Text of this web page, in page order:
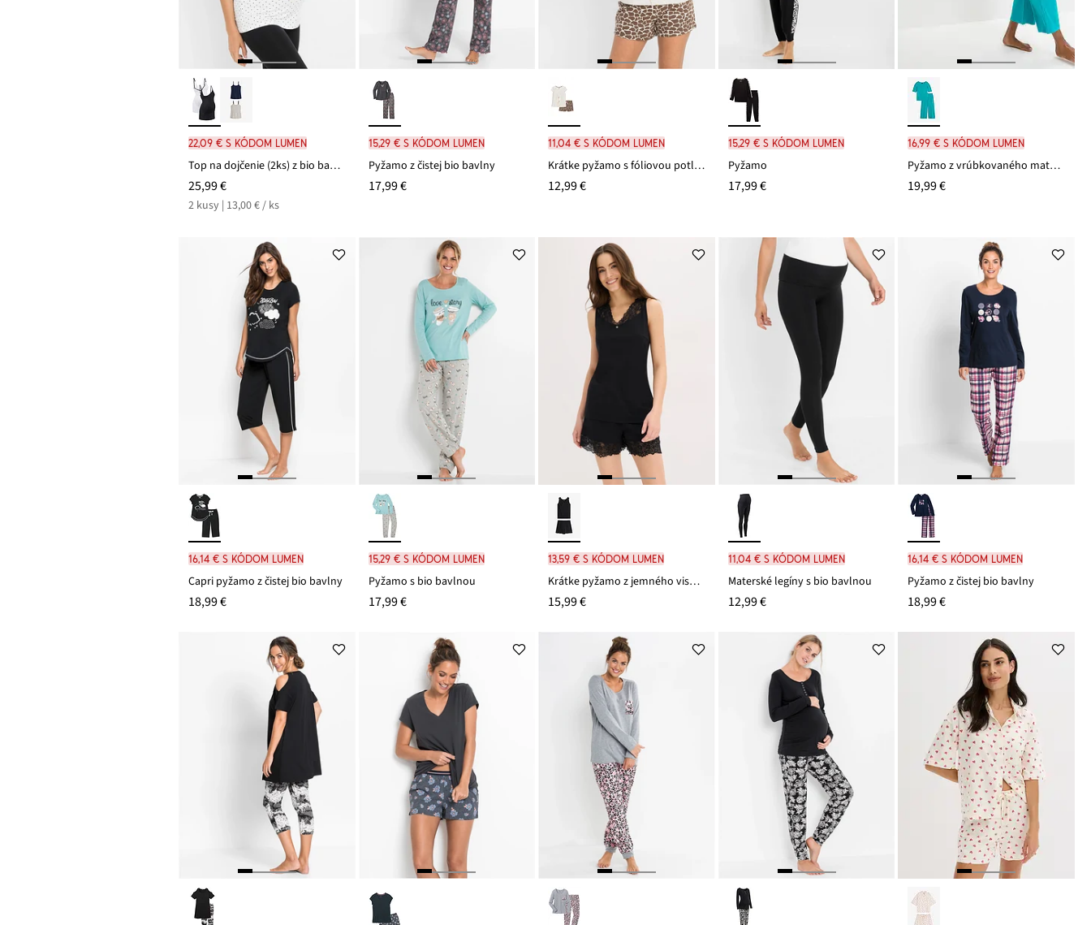
22,09 € s kódom LUMEN
Top na dojčenie (2ks) z bio bavlny
25,99 €
2 kusy | 13,00 € / ks
15,29 € s kódom LUMEN
Pyžamo z čistej bio bavlny
17,99 €
11,04 € s kódom LUMEN
Krátke pyžamo s fóliovou potlačou
12,99 €
15,29 € s kódom LUMEN
Pyžamo
17,99 €
16,99 € s kódom LUMEN
Pyžamo z vrúbkovaného materiálu, Culotte
19,99 €
16,14 € s kódom LUMEN
Capri pyžamo z čistej bio bavlny
18,99 €
15,29 € s kódom LUMEN
Pyžamo s bio bavlnou
17,99 €
13,59 € s kódom LUMEN
Krátke pyžamo z jemného viskózového mixu
15,99 €
11,04 € s kódom LUMEN
Materské legíny s bio bavlnou
12,99 €
16,14 € s kódom LUMEN
Pyžamo z čistej bio bavlny
18,99 €